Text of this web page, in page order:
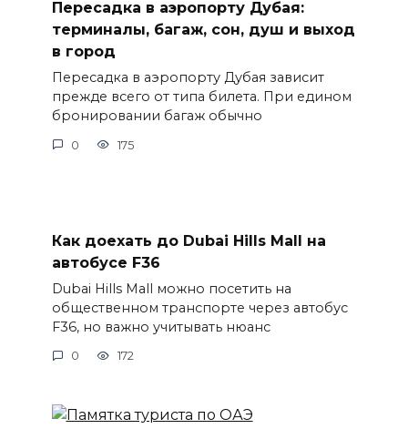
Пересадка в аэропорту Дубая:
терминалы, багаж, сон, душ и выход
в город
Пересадка в аэропорту Дубая зависит
прежде всего от типа билета. При едином
бронировании багаж обычно
0 175
Как доехать до Dubai Hills Mall на
автобусе F36
Dubai Hills Mall можно посетить на
общественном транспорте через автобус
F36, но важно учитывать нюанс
0 172